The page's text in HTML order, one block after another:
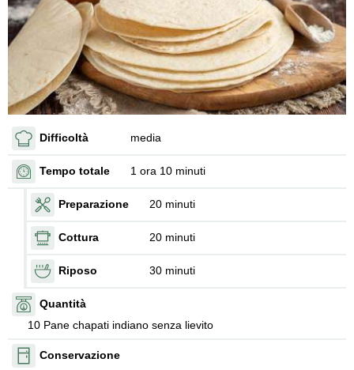
Difficoltà media
Tempo totale 1 ora 10 minuti
Preparazione 20 minuti
Cottura 20 minuti
Riposo 30 minuti
Quantità
10 Pane chapati indiano senza lievito
Conservazione